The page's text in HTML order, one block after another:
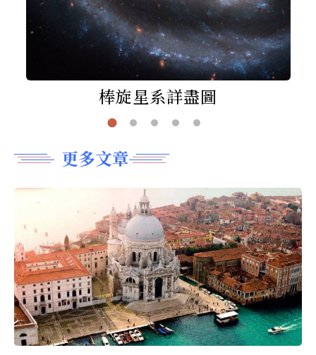
棒旋星系詳盡圖
更多文章